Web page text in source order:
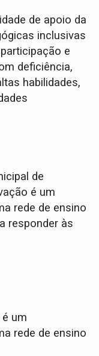
de apoio da
inclusivas
e
deficiência,
habilidades,
de
é um
rede de ensino
responder às
um
rede de ensino